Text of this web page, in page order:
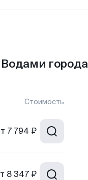
города
Стоимость
7 794 ₽
8 347 ₽